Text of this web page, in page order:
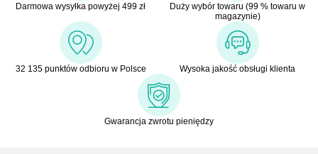
Darmowa wysyłka powyżej 499 zł
Duży wybór towaru (99 % towaru w
magazynie)
32 135 punktów odbioru w Polsce Wysoka jakość obsługi klienta
Gwarancja zwrotu pieniędzy